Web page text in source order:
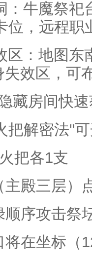
牛魔祭祀
位，远程职
：地图东
效区，可
藏房间快
把解密法"
把各1支
主殿三层）
序攻击祭
在坐标（